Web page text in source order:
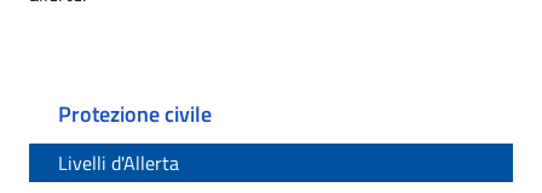
Protezione civile
Livelli d'Allerta